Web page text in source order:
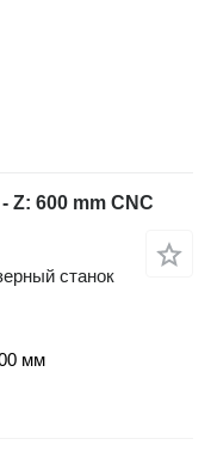
Z: 600 mm CNC
станок
мм